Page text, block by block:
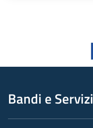
Bandi e Servizi